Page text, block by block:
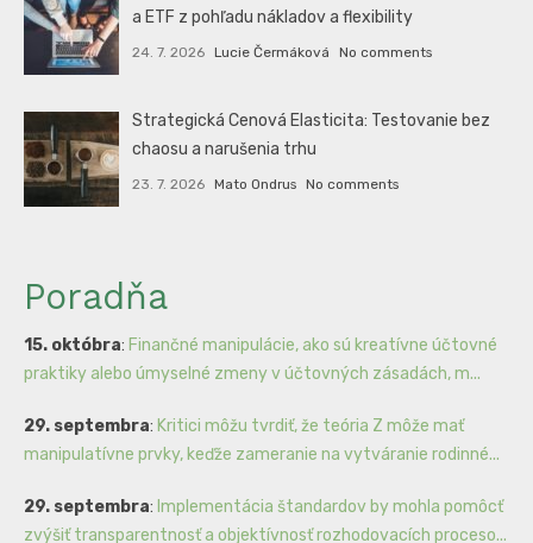
a ETF z pohľadu nákladov a flexibility
24. 7. 2026 Lucie Čermáková No comments
Strategická Cenová Elasticita: Testovanie bez
chaosu a narušenia trhu
23. 7. 2026 Mato Ondrus No comments
Poradňa
15. októbra: Finančné manipulácie, ako sú kreatívne účtovné
praktiky alebo úmyselné zmeny v účtovných zásadách, m...
29. septembra: Kritici môžu tvrdiť, že teória Z môže mať
manipulatívne prvky, keďže zameranie na vytváranie rodinné...
29. septembra: Implementácia štandardov by mohla pomôcť
zvýšiť transparentnosť a objektívnosť rozhodovacích proceso...